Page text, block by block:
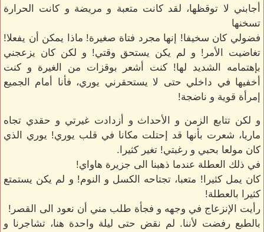
أجابني لا توقظها، لقد كانت متعبة و مريضة و كانت الحرارة
تسخنها
فضولي كان سخيفا! إنها مجرد فتاة صغيرة! ماذا يمكن أن يفعلا!
تغاضيت الأمر! و لم يكن يستحق وقتي! و لكن كان يزعجني
بإهتمامه الشديد لها! كنت أشعر بوقزات من الغيرة و كنت
أخفيها في داخلي حتى لا يستحقرني يوري، فأنا أمام الجميع
إمرأة قوية و ناضجة!
و لكن تتابع الزمن و الأحداث و أزدادت غيرتي و حقدي تجاه
ماريا، شعرت بأنها قد إحتلت مكانا في قلب يوري! يوري الذي
كان مولعا بحبي و رغبتي! تغير كثيرا.
في ذلك العطلة عندما ذهبنا الى جزيرة هاواي!
كان يمل كثيرا! متعبا، تجتاحه الكسل و النوم! و لم يكن يستمتع
كثيرا بالعطلة!
رأيت الإنزعاج في وجهه و فجأة طلب مني أن نعود الى القصر!
بالطبع رفضت لأننا. لم نقض حتى ليلة واحدة هنا، تشاجرنا و